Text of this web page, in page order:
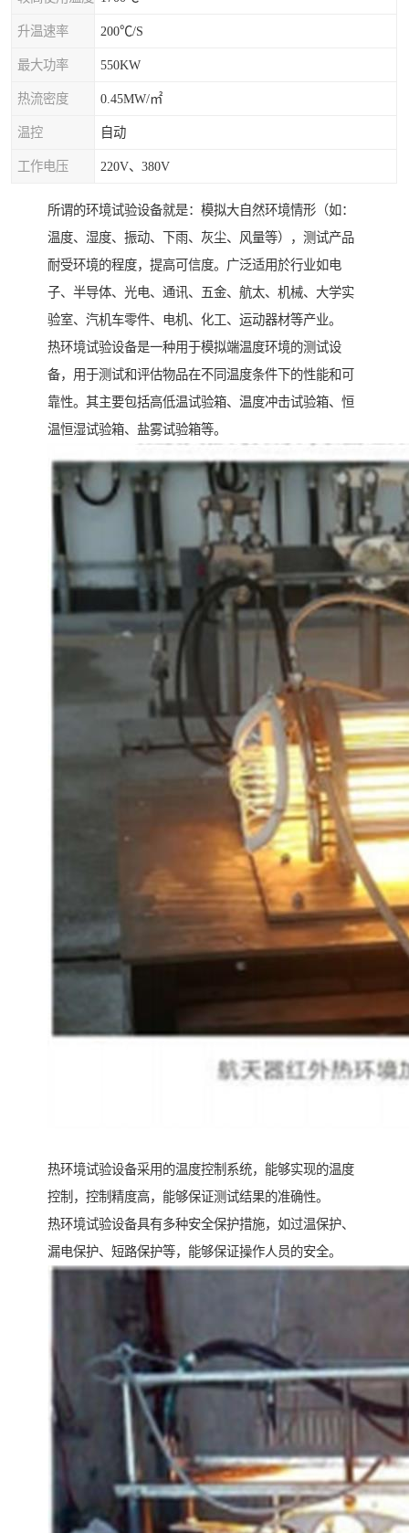
升温速率 200℃/S
最大功率 550KW
热流密度 0.45MW/㎡
温控 自动
工作电压 220V、380V
所谓的环境试验设备就是：模拟大自然环境情形（如：
温度、湿度、振动、下雨、灰尘、风量等），测试产品
耐受环境的程度，提高可信度。广泛适用於行业如电
子、半导体、光电、通讯、五金、航太、机械、大学实
验室、汽机车零件、电机、化工、运动器材等产业。
热环境试验设备是一种用于模拟端温度环境的测试设
备，用于测试和评估物品在不同温度条件下的性能和可
靠性。其主要包括高低温试验箱、温度冲击试验箱、恒
温恒湿试验箱、盐雾试验箱等。
热环境试验设备采用的温度控制系统，能够实现的温度
控制，控制精度高，能够保证测试结果的准确性。
热环境试验设备具有多种安全保护措施，如过温保护、
漏电保护、短路保护等，能够保证操作人员的安全。